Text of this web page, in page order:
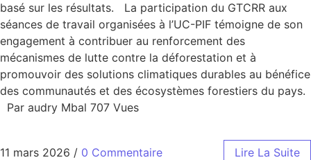
basé sur les résultats. La participation du GTCRR aux
séances de travail organisées à l’UC-PIF témoigne de son
engagement à contribuer au renforcement des
mécanismes de lutte contre la déforestation et à
promouvoir des solutions climatiques durables au bénéfice
des communautés et des écosystèmes forestiers du pays.
Par audry Mbal 707 Vues
11 mars 2026 / 0 Commentaire Lire La Suite